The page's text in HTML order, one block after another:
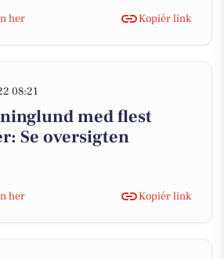
her
Kopiér link
08:21
med flest
Se oversigten
her
Kopiér link